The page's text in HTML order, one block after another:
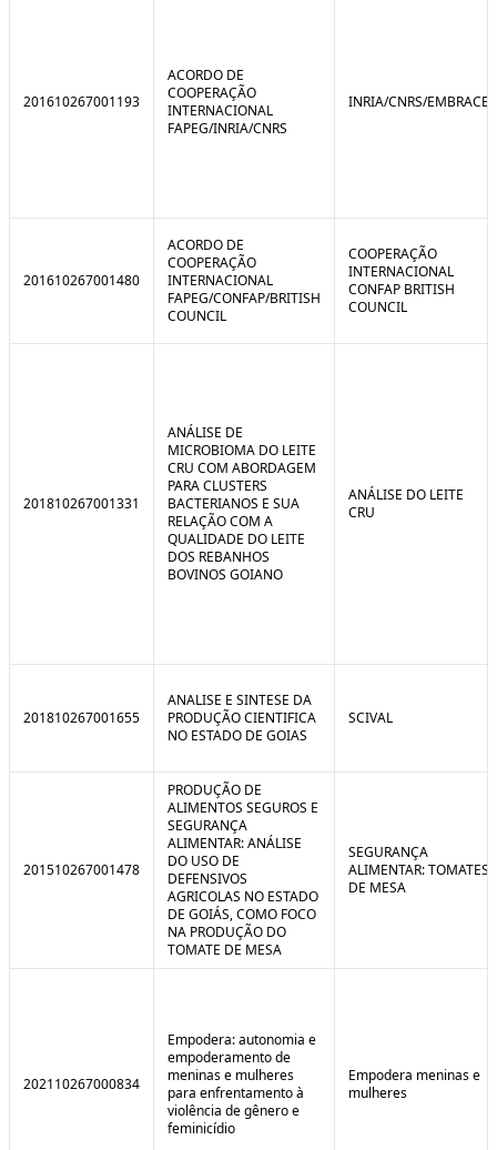
201610267001193
ACORDO DE
COOPERAÇÃO
INTERNACIONAL
FAPEG/INRIA/CNRS
INRIA/CNRS/EMBRACE
201610267001480
ACORDO DE
COOPERAÇÃO
INTERNACIONAL
FAPEG/CONFAP/BRITISH
COUNCIL
COOPERAÇÃO
INTERNACIONAL
CONFAP BRITISH
COUNCIL
201810267001331
ANÁLISE DE
MICROBIOMA DO LEITE
CRU COM ABORDAGEM
PARA CLUSTERS
BACTERIANOS E SUA
RELAÇÃO COM A
QUALIDADE DO LEITE
DOS REBANHOS
BOVINOS GOIANO
ANÁLISE DO LEITE
CRU
201810267001655
ANALISE E SINTESE DA
PRODUÇÃO CIENTIFICA
NO ESTADO DE GOIAS
SCIVAL
201510267001478
PRODUÇÃO DE
ALIMENTOS SEGUROS E
SEGURANÇA
ALIMENTAR: ANÁLISE
DO USO DE
DEFENSIVOS
AGRICOLAS NO ESTADO
DE GOIÁS, COMO FOCO
NA PRODUÇÃO DO
TOMATE DE MESA
SEGURANÇA
ALIMENTAR: TOMATES
DE MESA
202110267000834
Empodera: autonomia e
empoderamento de
meninas e mulheres
para enfrentamento à
violência de gênero e
feminicídio
Empodera meninas e
mulheres